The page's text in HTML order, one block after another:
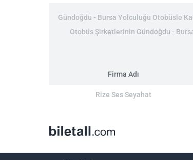
Gündoğdu - Bursa Yolculuğu Otobüsle
Otobüs Şirketlerinin Gündoğdu -
Firma Adı
Rize Ses Seyahat